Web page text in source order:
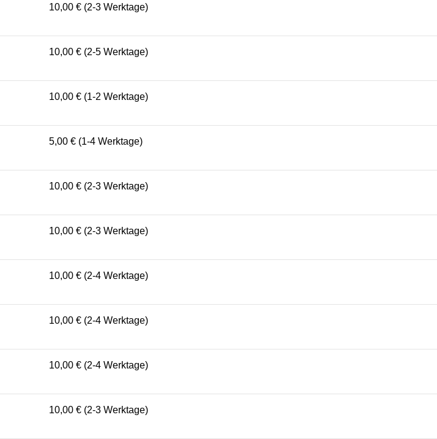
10,00 € (2-3 Werktage)
10,00 € (2-5 Werktage)
10,00 € (1-2 Werktage)
5,00 € (1-4 Werktage)
10,00 € (2-3 Werktage)
10,00 € (2-3 Werktage)
10,00 € (2-4 Werktage)
10,00 € (2-4 Werktage)
10,00 € (2-4 Werktage)
10,00 € (2-3 Werktage)